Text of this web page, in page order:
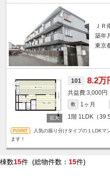
ＪＲ
築年
東京
101 8.2万
3,000円
敷 1ヶ月
1階 1LDK（
人気の振り分けタイプの１LDK
ます！
棟数15件 (総物件数： 15件)